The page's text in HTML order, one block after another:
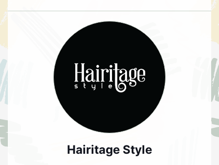
Hairitage Style